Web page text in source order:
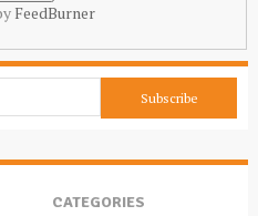
FeedBurner
CATEGORIES